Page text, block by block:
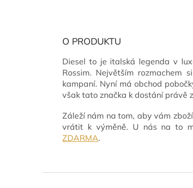
O PRODUKTU
Diesel to je italská legenda v
Rossim. Největším rozmachem
kampaní. Nyní má obchod
však tato značka k dostání právě
Záleží nám na tom, aby vám
vrátit k výměně. U nás na to
ZDARMA.